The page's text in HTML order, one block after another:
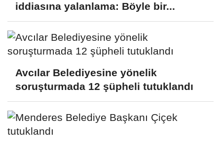
iddiasına yalanlama: Böyle bir...
Avcılar Belediyesine yönelik
soruşturmada 12 şüpheli tutuklandı